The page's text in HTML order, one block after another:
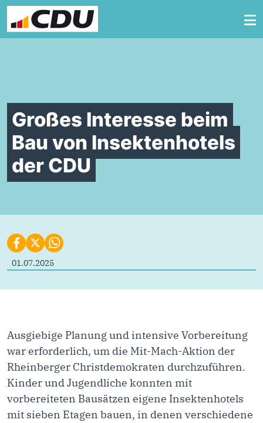
Zum Inhalt springen
Großes Interesse beim
Bau von Insektenhotels
der CDU
01.07.2025
Ausgiebige Planung und intensive Vorbereitung
war erforderlich, um die Mit-Mach-Aktion der
Rheinberger Christdemokraten durchzuführen.
Kinder und Jugendliche konnten mit
vorbereiteten Bausätzen eigene Insektenhotels
mit sieben Etagen bauen, in denen verschiedene